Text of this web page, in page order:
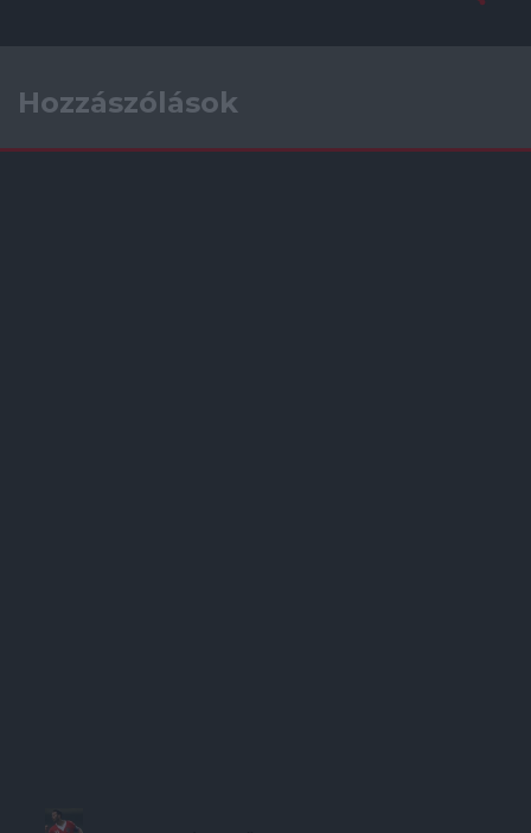
Hozzászólások